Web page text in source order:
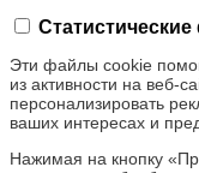
Эти файлы cookie
из активности на веб-
персонализировать
ваших интересах и
Нажимая на кнопку